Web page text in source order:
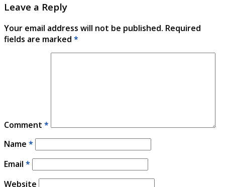
Leave a Reply
Your email address will not be published. Required
fields are marked *
Comment *
Name *
Email *
Website